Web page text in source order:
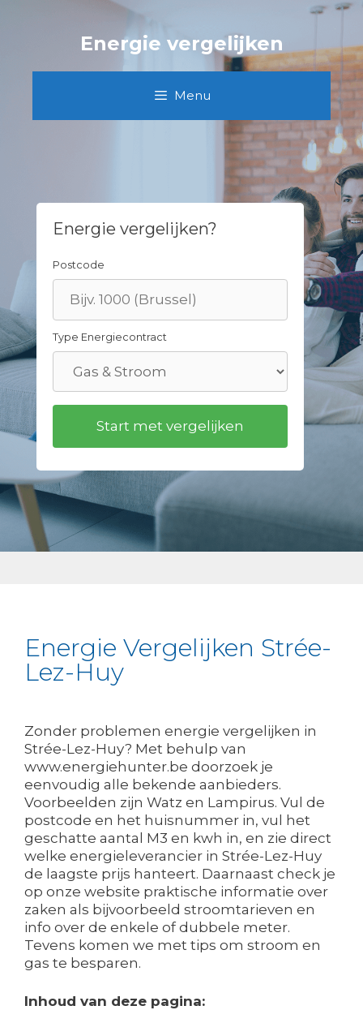
Energie vergelijken
Menu
Energie vergelijken?
Postcode
Type Energiecontract
Energie Vergelijken Strée-
Lez-Huy
Zonder problemen energie vergelijken in
Strée-Lez-Huy? Met behulp van
www.energiehunter.be doorzoek je
eenvoudig alle bekende aanbieders.
Voorbeelden zijn Watz en Lampirus. Vul de
postcode en het huisnummer in, vul het
geschatte aantal M3 en kwh in, en zie direct
welke energieleverancier in Strée-Lez-Huy
de laagste prijs hanteert. Daarnaast check je
op onze website praktische informatie over
zaken als bijvoorbeeld stroomtarieven en
info over de enkele of dubbele meter.
Tevens komen we met tips om stroom en
gas te besparen.
Inhoud van deze pagina: